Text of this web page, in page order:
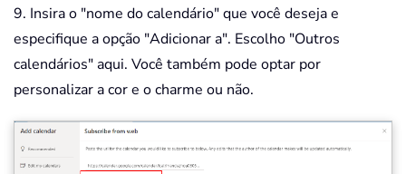
9. Insira o "nome do calendário" que você deseja e
especifique a opção "Adicionar a". Escolho "Outros
calendários" aqui. Você também pode optar por
personalizar a cor e o charme ou não.